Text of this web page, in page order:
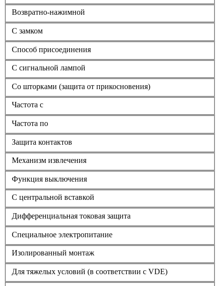
Возвратно-нажимной
С замком
Способ присоединения
С сигнальной лампой
Со шторками (защита от прикосновения)
Частота с
Частота по
Защита контактов
Механизм извлечения
Функция выключения
С центральной вставкой
Дифференциальная токовая защита
Cпециальное электропитание
Изолированный монтаж
Для тяжелых условий (в соответствии с VDE)